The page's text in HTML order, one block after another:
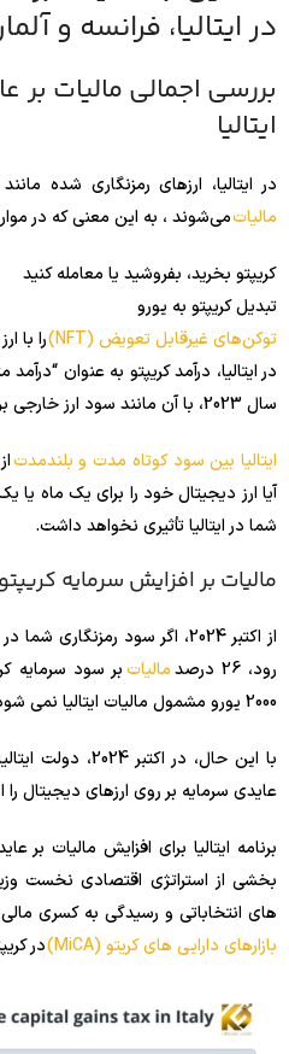
در ایتالیا، فرانسه و
بررسی اجمالی مالیات بر
ایتالیا
در ایتالیا، ارزهای رمزنگاری شده
مالیاتمی‌شوند ، به این معنی که در موارد
کریپتو بخرید، بفروشید یا معامله کنید
تبدیل کریپتو به یورو
توکن‌های غیرقابل تعویض (NFT)
را با
در ایتالیا، درآمد کریپتو به عنوان
سال 2023، با آن مانند سود ارز خارجی برخورد می شد.
ایتالیا بین سود کوتاه مدت و بلندمدت
آیا ارز دیجیتال خود را برای یک ماه یا
شما در ایتالیا تأثیری نخواهد داشت.
مالیات بر افزایش سرمایه
رود، 26 درصد
مالیاتبر سود سرمایه
2000 یورو مشمول مالیات ایتالیا نمی شود.
با این حال، در اکتبر 2024، دولت ایتالیا
عایدی سرمایه بر روی ارزهای دیجیتال را از 26٪ به 42٪ افزایش
برنامه ایتالیا برای افزایش مالیات بر
بخشی از استراتژی اقتصادی نخست
های انتخاباتی و رسیدگی به کسری
بازارهای دارایی های کریتو (MiCA)
در